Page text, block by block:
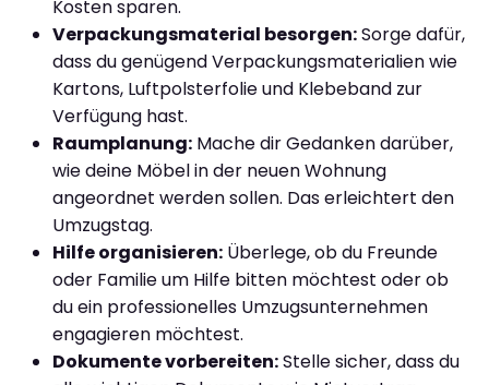
Kosten sparen.
Verpackungsmaterial besorgen:Sorge dafür,
dass du genügend Verpackungsmaterialien wie
Kartons, Luftpolsterfolie und Klebeband zur
Verfügung hast.
Raumplanung: Mache dir Gedanken darüber,
wie deine Möbel in der neuen Wohnung
angeordnet werden sollen. Das erleichtert den
Umzugstag.
Hilfe organisieren: Überlege, ob du Freunde
oder Familie um Hilfe bitten möchtest oder ob
du ein professionelles Umzugsunternehmen
engagieren möchtest.
Dokumente vorbereiten:Stelle sicher, dass du